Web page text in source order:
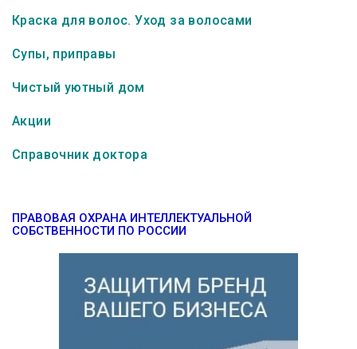
Краска для волос. Уход за волосами
Супы, приправы
Чистый уютный дом
Акции
Справочник доктора
ПРАВОВАЯ ОХРАНА ИНТЕЛЛЕКТУАЛЬНОЙ
СОБСТВЕННОСТИ ПО РОССИИ